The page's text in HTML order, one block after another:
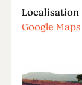
Localisation
Google Maps